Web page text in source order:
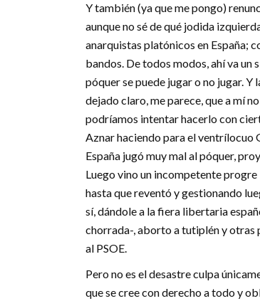
Y también (ya que me pongo)
aunque no sé de qué jodida
anarquistas platónicos en España;
bandos. De todos modos, ahí va
póquer se puede jugar o no jugar.
dejado claro, me parece, que a mí
podríamos intentar hacerlo con
Aznar haciendo para el ventrílocuo
España jugó muy mal al póquer,
Luego vino un incompetente
hasta que reventó y gestionando
sí, dándole a la fiera libertaria
chorrada-, aborto a tutiplén y otras
al PSOE.
Pero no es el desastre culpa
que se cree con derecho a todo y